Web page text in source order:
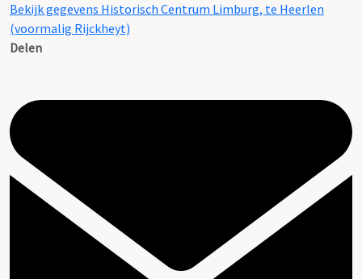
Bekijk gegevens Historisch Centrum Limburg, te Heerlen
(voormalig Rijckheyt)
Delen